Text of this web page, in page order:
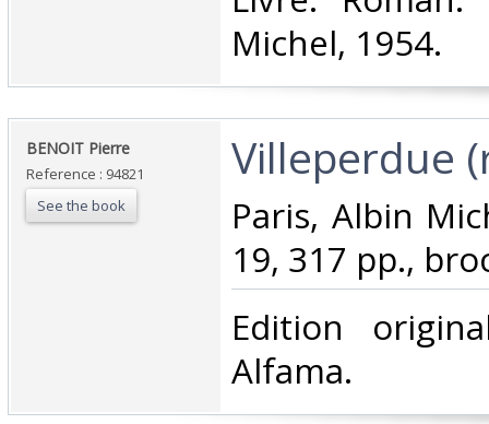
Michel, 1954.‎
‎BENOIT Pierre‎
Reference : 94821
See the book
‎Villeperdue
‎Paris, Albin
19, 317 pp.,
‎Edition
Alfama.‎